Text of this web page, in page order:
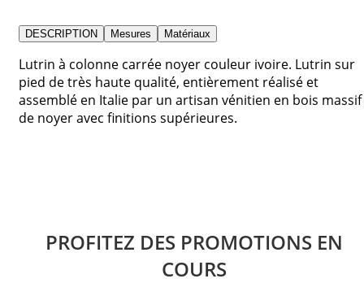
DESCRIPTION Mesures Matériaux
Lutrin à colonne carrée noyer couleur ivoire. Lutrin sur
pied de très haute qualité, entièrement réalisé et
assemblé en Italie par un artisan vénitien en bois massif
de noyer avec finitions supérieures.
PROFITEZ DES PROMOTIONS EN
COURS